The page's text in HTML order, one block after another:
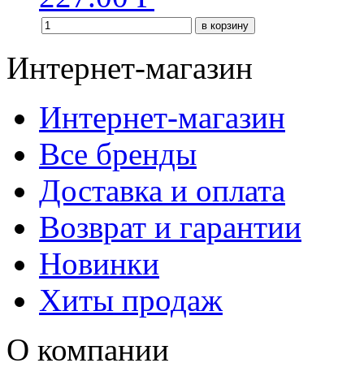
в корзину
Интернет-магазин
Интернет-магазин
Все бренды
Доставка и оплата
Возврат и гарантии
Новинки
Хиты продаж
О компании